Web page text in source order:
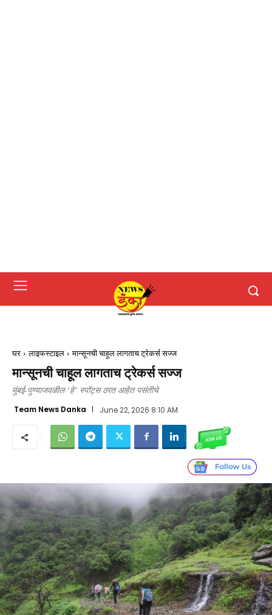
घर लाइफस्टाइल मान्सूनची चाहूल लागताच ट्रेकर्स सज्ज
मान्सूनची चाहूल लागताच ट्रेकर्स सज्ज
मुंबई-पुण्याजवळील ‘हे’ स्पॉट्स ठरत आहेत पसंतीचे
Team News Danka June 22, 2026 8:10 AM